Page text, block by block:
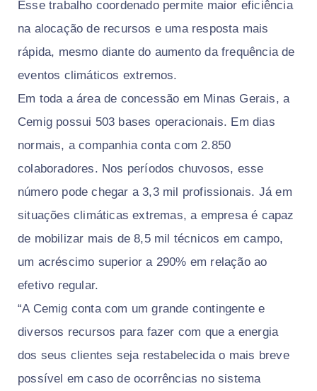
Esse trabalho coordenado permite maior eficiência
na alocação de recursos e uma resposta mais
rápida, mesmo diante do aumento da frequência de
eventos climáticos extremos.
Em toda a área de concessão em Minas Gerais, a
Cemig possui 503 bases operacionais. Em dias
normais, a companhia conta com 2.850
colaboradores. Nos períodos chuvosos, esse
número pode chegar a 3,3 mil profissionais. Já em
situações climáticas extremas, a empresa é capaz
de mobilizar mais de 8,5 mil técnicos em campo,
um acréscimo superior a 290% em relação ao
efetivo regular.
“A Cemig conta com um grande contingente e
diversos recursos para fazer com que a energia
dos seus clientes seja restabelecida o mais breve
possível em caso de ocorrências no sistema